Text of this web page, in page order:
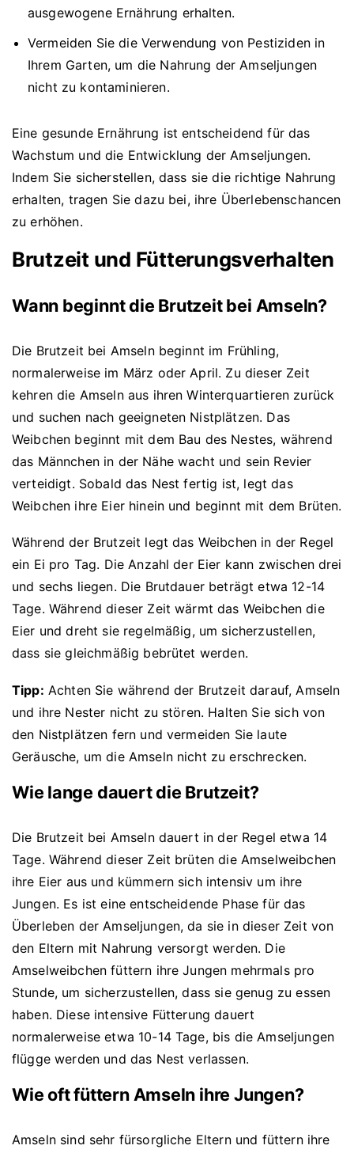
ausgewogene Ernährung erhalten.
Vermeiden Sie die Verwendung von Pestiziden in
Ihrem Garten, um die Nahrung der Amseljungen
nicht zu kontaminieren.
Eine gesunde Ernährung ist entscheidend für das
Wachstum und die Entwicklung der Amseljungen.
Indem Sie sicherstellen, dass sie die richtige Nahrung
erhalten, tragen Sie dazu bei, ihre Überlebenschancen
zu erhöhen.
Brutzeit und Fütterungsverhalten
Wann beginnt die Brutzeit bei Amseln?
Die Brutzeit bei Amseln beginnt im Frühling,
normalerweise im März oder April. Zu dieser Zeit
kehren die Amseln aus ihren Winterquartieren zurück
und suchen nach geeigneten Nistplätzen. Das
Weibchen beginnt mit dem Bau des Nestes, während
das Männchen in der Nähe wacht und sein Revier
verteidigt. Sobald das Nest fertig ist, legt das
Weibchen ihre Eier hinein und beginnt mit dem Brüten.
Während der Brutzeit legt das Weibchen in der Regel
ein Ei pro Tag. Die Anzahl der Eier kann zwischen drei
und sechs liegen. Die Brutdauer beträgt etwa 12-14
Tage. Während dieser Zeit wärmt das Weibchen die
Eier und dreht sie regelmäßig, um sicherzustellen,
dass sie gleichmäßig bebrütet werden.
Tipp: Achten Sie während der Brutzeit darauf, Amseln
und ihre Nester nicht zu stören. Halten Sie sich von
den Nistplätzen fern und vermeiden Sie laute
Geräusche, um die Amseln nicht zu erschrecken.
Wie lange dauert die Brutzeit?
Die Brutzeit bei Amseln dauert in der Regel etwa 14
Tage. Während dieser Zeit brüten die Amselweibchen
ihre Eier aus und kümmern sich intensiv um ihre
Jungen. Es ist eine entscheidende Phase für das
Überleben der Amseljungen, da sie in dieser Zeit von
den Eltern mit Nahrung versorgt werden. Die
Amselweibchen füttern ihre Jungen mehrmals pro
Stunde, um sicherzustellen, dass sie genug zu essen
haben. Diese intensive Fütterung dauert
normalerweise etwa 10-14 Tage, bis die Amseljungen
flügge werden und das Nest verlassen.
Wie oft füttern Amseln ihre Jungen?
Amseln sind sehr fürsorgliche Eltern und füttern ihre